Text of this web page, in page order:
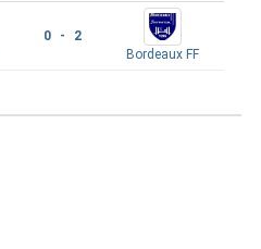
0 - 2
Bordeaux FF